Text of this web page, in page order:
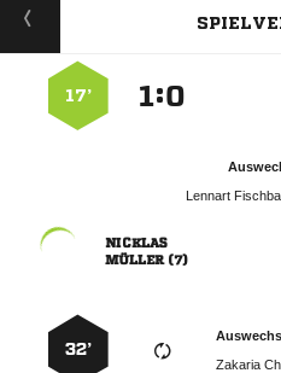
:
17’


 

32’